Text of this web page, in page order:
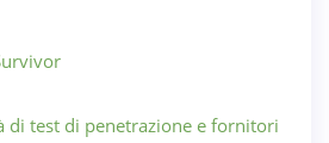
di test di penetrazione e fornitori